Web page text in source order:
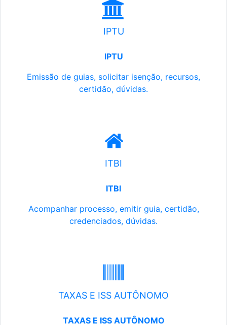
IPTU
IPTU
Emissão de guias, solicitar isenção, recursos,
certidão, dúvidas.
ITBI
ITBI
Acompanhar processo, emitir guia, certidão,
credenciados, dúvidas.
TAXAS E ISS AUTÔNOMO
TAXAS E ISS AUTÔNOMO